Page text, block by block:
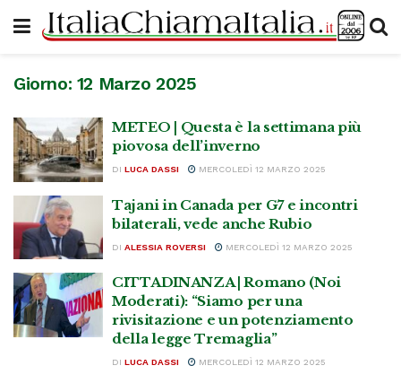
Giorno: 12 Marzo 2025
METEO | Questa è la settimana più
piovosa dell’inverno
DI LUCA DASSI MERCOLEDÌ 12 MARZO 2025
Tajani in Canada per G7 e incontri
bilaterali, vede anche Rubio
DI ALESSIA ROVERSI MERCOLEDÌ 12 MARZO 2025
CITTADINANZA | Romano (Noi
Moderati): “Siamo per una
rivisitazione e un potenziamento
della legge Tremaglia”
DI LUCA DASSI MERCOLEDÌ 12 MARZO 2025